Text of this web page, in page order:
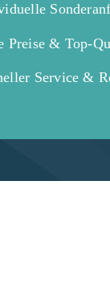
Preise & Top-
Service &